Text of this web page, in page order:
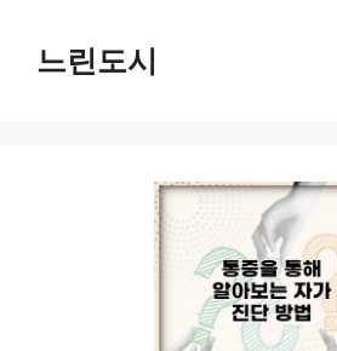
느린도시